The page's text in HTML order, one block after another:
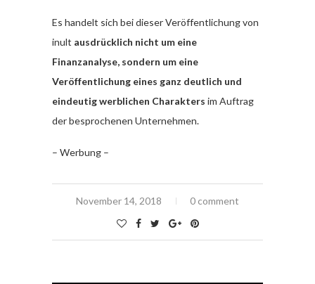
Es handelt sich bei dieser Veröffentlichung von
inult ausdrücklich nicht um eine
Finanzanalyse, sondern um eine
Veröffentlichung eines ganz deutlich und
eindeutig werblichen Charakters im Auftrag
der besprochenen Unternehmen.
– Werbung –
November 14, 2018 0 comment